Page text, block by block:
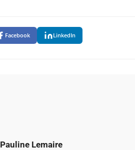
Facebook LinkedIn
Pauline Lemaire